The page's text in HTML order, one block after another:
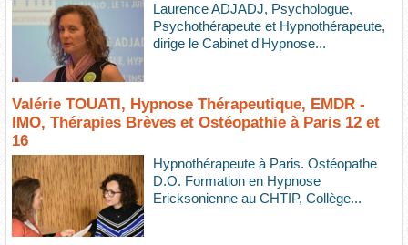
Laurence ADJADJ, Psychologue,
Psychothérapeute et Hypnothérapeute,
dirige le Cabinet d'Hypnose...
Valérie TOUATI, Hypnose Thérapeutique, EMDR -
IMO, Thérapies Brèves et Ostéopathie à Paris 12 et
16
Hypnothérapeute à Paris. Ostéopathe
D.O. Formation en Hypnose
Ericksonienne au CHTIP, Collège...